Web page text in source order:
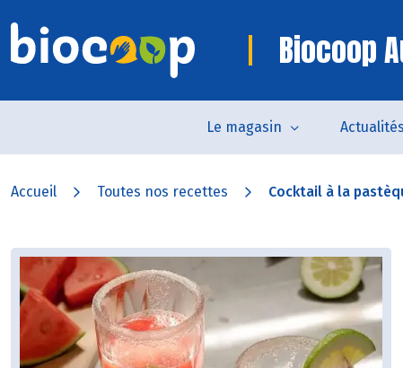
Biocoop
Le magasin Actualités
Accueil Toutes nos recettes Cocktail à la